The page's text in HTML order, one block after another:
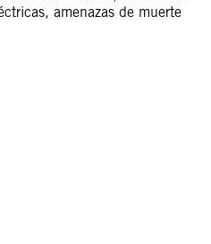
amenazas de muerte